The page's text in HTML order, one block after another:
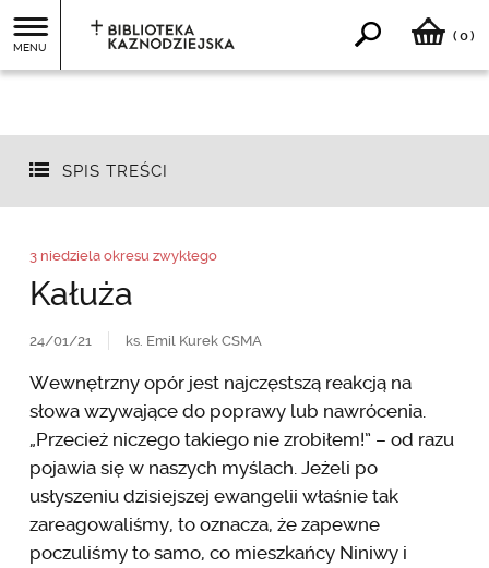
MENU
( 0)
SPIS TREŚCI
3 niedziela okresu zwykłego
Kałuża
24/01/21 ks. Emil Kurek CSMA
Wewnętrzny opór jest najczęstszą reakcją na
słowa wzywające do poprawy lub nawrócenia.
„Przecież niczego takiego nie zrobiłem!” – od razu
pojawia się w naszych myślach. Jeżeli po
usłyszeniu dzisiejszej ewangelii właśnie tak
zareagowaliśmy, to oznacza, że zapewne
poczuliśmy to samo, co mieszkańcy Niniwy i